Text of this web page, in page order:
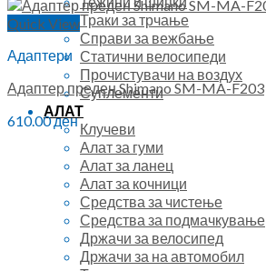
Траки за трчање
Справи за вежбање
Статични велосипеди
Прочистувачи на воздух
Суплементи
АЛАТ
Клучеви
Алат за гуми
Алат за ланец
Алат за кочници
Средства за чистење
Средства за подмачкување
Држачи за велосипед
Држачи за на автомобил
Quick View
Адаптери
Адаптер преден Shimano SM-MA-F203
610.00ден